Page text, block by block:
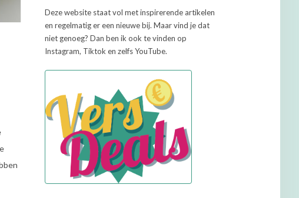
Deze website staat vol met inspirerende artikelen
en regelmatig er een nieuwe bij. Maar vind je dat
niet genoeg? Dan ben ik ook te vinden op
Instagram, Tiktok en zelfs YouTube.